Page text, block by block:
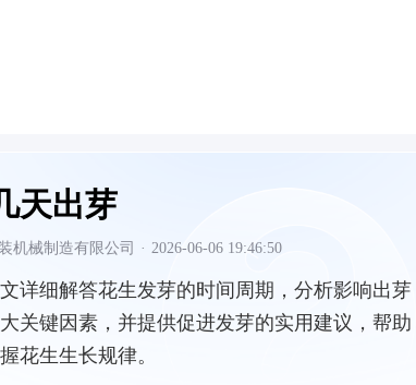
天出芽
机械制造有限公司 · 2026-06-06 19:46:50
详细解答花生发芽的时间周期，分析影响出芽
关键因素，并提供促进发芽的实用建议，帮助
花生生长规律。